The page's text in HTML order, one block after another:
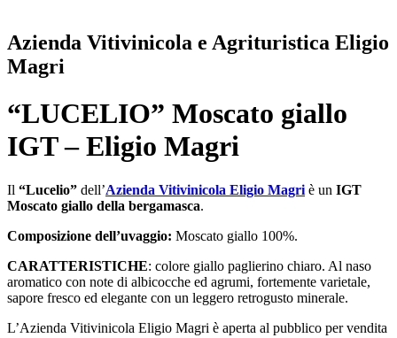
Azienda Vitivinicola e Agrituristica Eligio
Magri
“LUCELIO” Moscato giallo
IGT – Eligio Magri
Il “Lucelio” dell’Azienda Vitivinicola Eligio Magri è un IGT
Moscato giallo della bergamasca.
Composizione dell’uvaggio: Moscato giallo 100%.
CARATTERISTICHE: colore giallo paglierino chiaro. Al naso
aromatico con note di albicocche ed agrumi, fortemente varietale,
sapore fresco ed elegante con un leggero retrogusto minerale.
L’Azienda Vitivinicola Eligio Magri è aperta al pubblico per vendita